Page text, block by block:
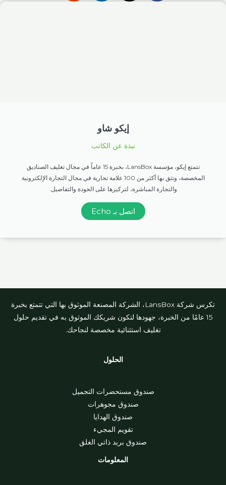
إيكو شاو
نبذة عن الكاتب
تتمتع إيكو، مؤسسة LansBox، بخبرة 15 عاماً في مجال تغليف الصناديق
المخصصة، وتثق بها أكثر من 100 علامة تجارية في مجال التجارة الإلكترونية
والتجارة المباشرة، لتركيزها على الجودة والتفاصيل.
اتصل بـ Echo
تكرس شركة LansBox، الشركة المصنعة الموثوق بها التي تتمتع بخبرة
15 عامًا من الخبرة، جهودها لتكون شريكك الموثوق به في تقديم حلول
تغليف استثنائية مخصصة لنجاحك.
الحلول
صندوق مستحضرات التجميل
صندوق مجوهرات
صندوق الهدايا
تقويم المجيء
صندوق بريد ذاتي الغلق
المعلومات